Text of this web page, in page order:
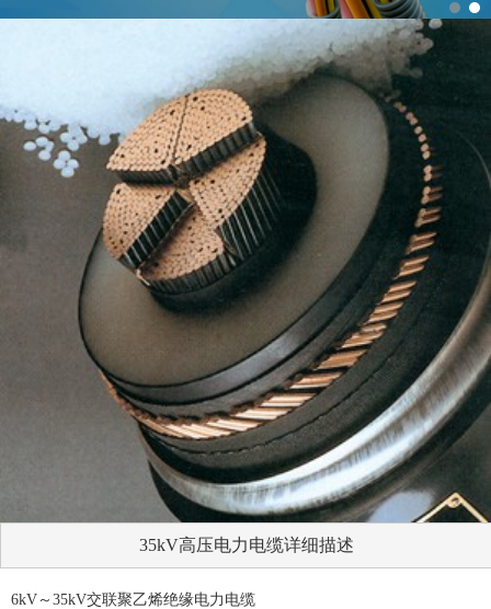
35kV高压电力电缆详细描述
6kV～35kV交联聚乙烯绝缘电力电缆